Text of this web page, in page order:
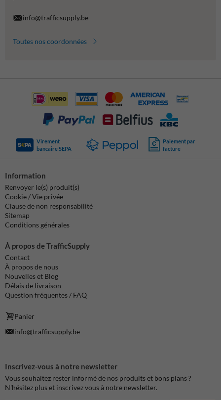
info@trafficsupply.be
Toutes nos coordonnées
Virement
bancaire SEPA
Paiement par
facture
Information
Renvoyer le(s) produit(s)
Cookie / Vie privée
Clause de non responsabilité
Sitemap
Conditions générales
À propos de TrafficSupply
Contact
À propos de nous
Nouvelles et Blog
Délais de livraison
Question fréquentes / FAQ
Panier
info@trafficsupply.be
Inscrivez-vous à notre newsletter
Vous souhaitez rester informé de nos produits et bons plans ?
N'hésitez plus et inscrivez vous à notre newsletter.